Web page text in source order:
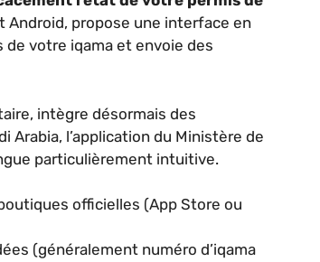
Android, propose une interface en
votre iqama et envoie des
intègre désormais des
l’application du Ministère de
particulièrement intuitive.
officielles (App Store ou
(généralement numéro d’iqama